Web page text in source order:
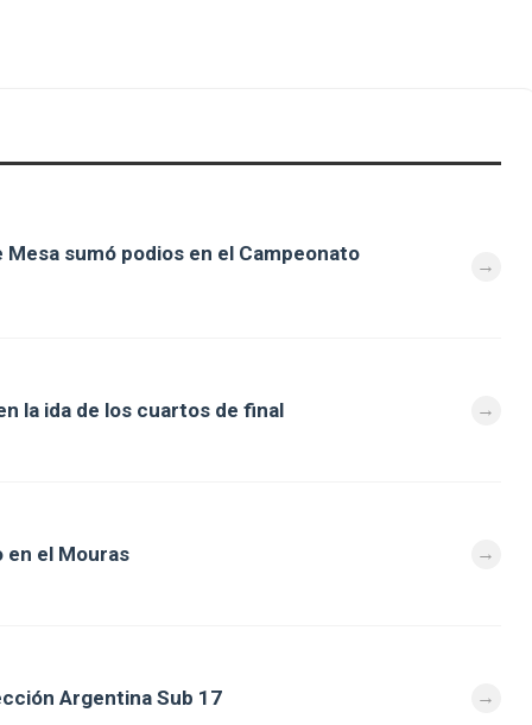
sumó podios en el Campeonato
la ida de los cuartos de final
el Mouras
Argentina Sub 17